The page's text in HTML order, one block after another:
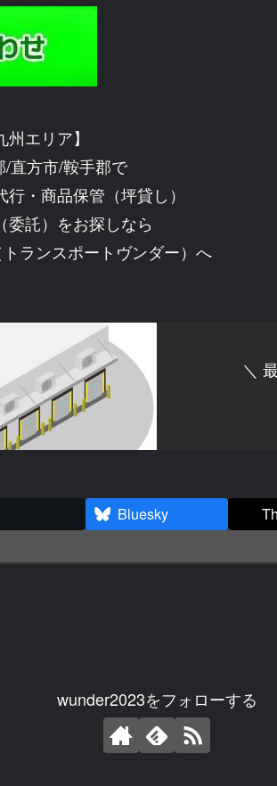
エリア】
直方市/鞍手郡で
・商品保管（坪貸し）
委託）をお探しなら
ランスポートヴンダー）へ
＼
Bluesky
wunder2023をフォローする